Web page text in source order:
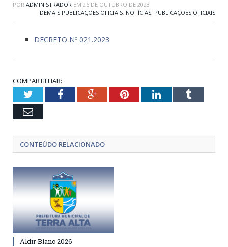
POR ADMINISTRADOR EM 26 DE OUTUBRO DE 2023
DEMAIS PUBLICAÇÕES OFICIAIS, NOTÍCIAS, PUBLICAÇÕES OFICIAIS
DECRETO Nº 021.2023
COMPARTILHAR:
TwitterFacebookGoogle+PinterestLinkedInTumblr
Email
CONTEÚDO RELACIONADO
Aldir Blanc 2026